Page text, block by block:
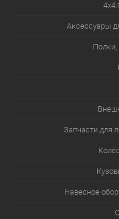
Аксессуары
Полки,
Запчасти для
Навесное